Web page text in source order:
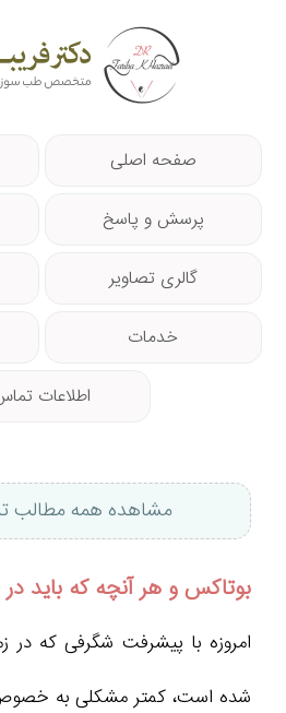
صفحه اصلی
پرسش و پاسخ
گالری تصاویر
خدمات
اطلاعات
مشاهده همه مطالب
بوتاکس و هر آنچه که باید در
امروزه با پیشرفت شگرفی که در
شده است، کمتر مشکلی به خصوص